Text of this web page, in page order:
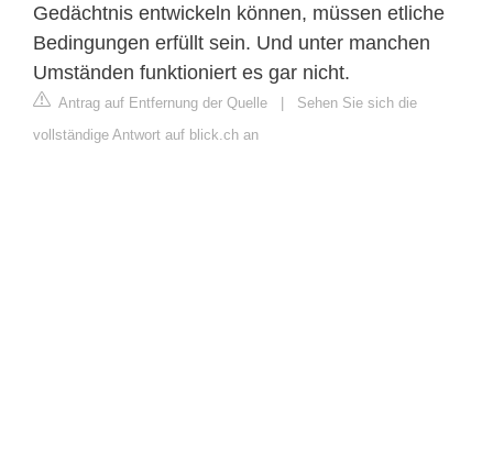
Gedächtnis entwickeln können, müssen etliche
Bedingungen erfüllt sein. Und unter manchen
Umständen funktioniert es gar nicht.
Antrag auf Entfernung der Quelle | Sehen Sie sich die
vollständige Antwort auf blick.ch an